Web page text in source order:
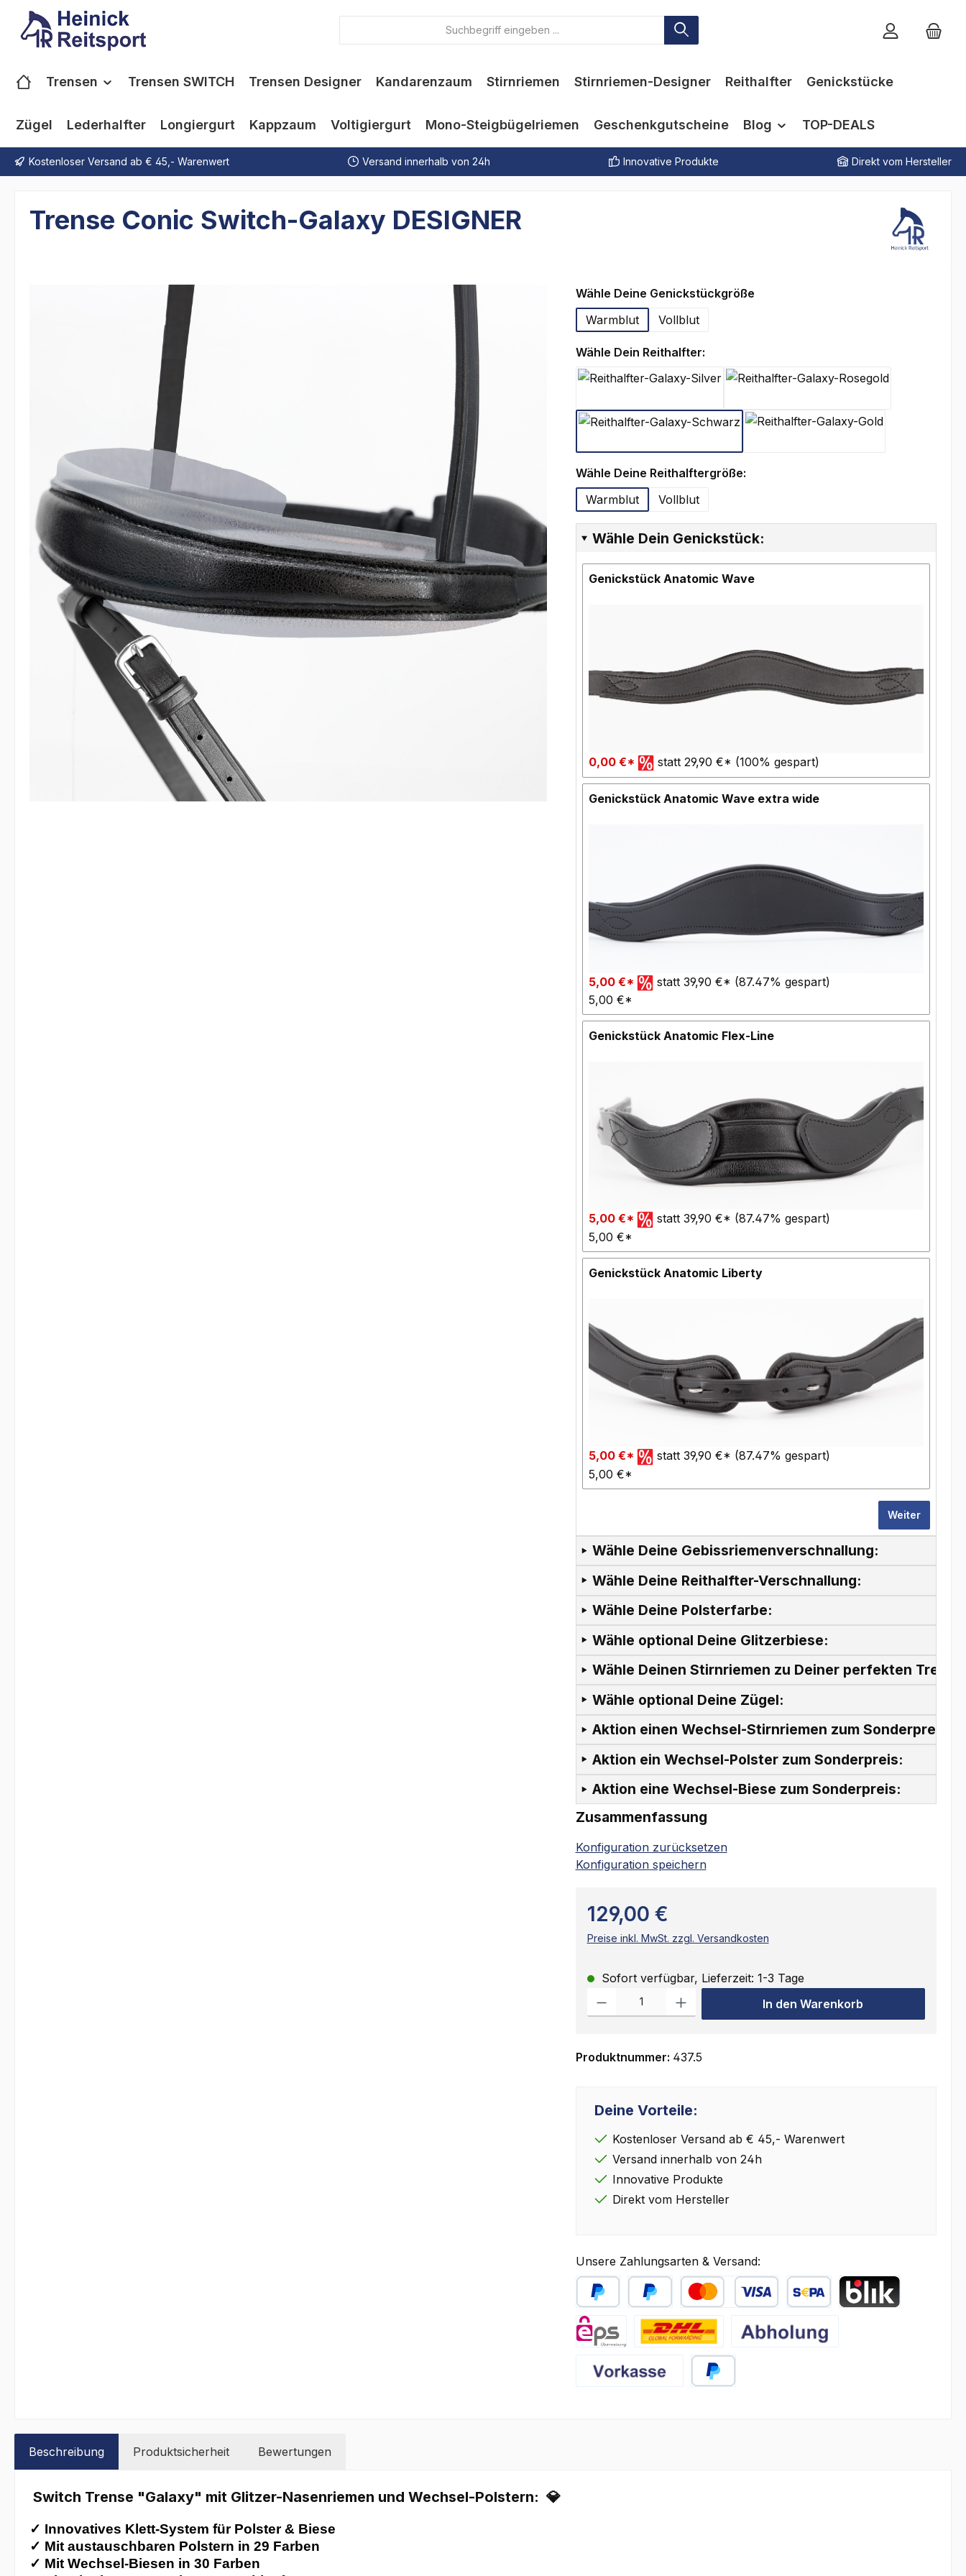
Hauptinhalt springen
Zur Suche springen
Zur Hauptnavigation springen
Trensen Trensen SWITCH Trensen Designer Kandarenzaum Stirnriemen Stirnriemen-Designer Reithalfter Genickstücke
Zügel Lederhalfter Longiergurt Kappzaum Voltigiergurt Mono-Steigbügelriemen Geschenkgutscheine Blog TOP-DEALS
Kostenloser Versand ab € 45,- Warenwert Versand innerhalb von 24h Innovative Produkte Direkt vom Hersteller
Trense Conic Switch-Galaxy DESIGNER
Wähle Deine Genickstückgrößeauswählen
Warmblut
Vollblut
Wähle Dein Reithalfter:auswählen
Wähle Deine Reithalftergröße:auswählen
Warmblut
Vollblut
Wähle Dein Genickstück:
Genickstück Anatomic Wave
0,00 €* statt 29,90 €* (100% gespart)
Genickstück Anatomic Wave extra wide
5,00 €*
statt 39,90 €* (87.47% gespart)
5,00 €*
Genickstück Anatomic Flex-Line
5,00 €*
statt 39,90 €* (87.47% gespart)
5,00 €*
Genickstück Anatomic Liberty
5,00 €*
statt 39,90 €* (87.47% gespart)
5,00 €*
Weiter
Wähle Deine Gebissriemenverschnallung:
Wähle Deine Reithalfter-Verschnallung:
Wähle Deine Polsterfarbe:
Wähle optional Deine Glitzerbiese:
Wähle Deinen Stirnriemen zu Deiner perfekten
Wähle optional Deine Zügel:
Aktion einen Wechsel-Stirnriemen zum Sonderpreis:
Aktion ein Wechsel-Polster zum Sonderpreis:
Aktion eine Wechsel-Biese zum Sonderpreis:
Zusammenfassung
Konfiguration zurücksetzen
Konfiguration speichern
129,00 €
Preise inkl. MwSt. zzgl. Versandkosten
Sofort verfügbar, Lieferzeit: 1-3 Tage
Produkt Anzahl: Gib den gewünschten Wert ein oder benutze die
In den Warenkorb
Produktnummer: 437.5
Deine Vorteile:
Kostenloser Versand ab € 45,- Warenwert
Versand innerhalb von 24h
Innovative Produkte
Direkt vom Hersteller
Unsere Zahlungsarten & Versand:
PayPal Später BezahlenKredit- oder Debitkarte
Abholung
Beschreibung Produktsicherheit Bewertungen
Switch Trense "Galaxy" mit Glitzer-Nasenriemen und Wechsel-Polstern: 💎
✓ Innovatives Klett-System für Polster & Biese
✓ Mit austauschbaren Polstern in 29 Farben
✓ Mit Wechsel-Biesen in 30 Farben